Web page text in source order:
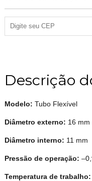
Descrição
Modelo: Tubo Flexível
Diâmetro externo: 16 mm
Diâmetro interno: 11 mm
Pressão de operação:
Temperatura de trabalho: